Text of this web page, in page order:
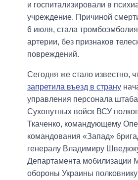
и госпитализировали в
учреждение. Причиной
6 июля, стала
артерии, без признаков
повреждений.
Сегодня же стало известно,
запретила въезд в страну
управления персонала
Сухопутных войск ВСУ
Ткаченко, командующему
командования «Запад»
генералу Владимиру
Департамента мобилизации
обороны Украины